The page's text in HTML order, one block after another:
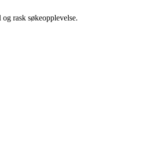
rask søkeopplevelse.